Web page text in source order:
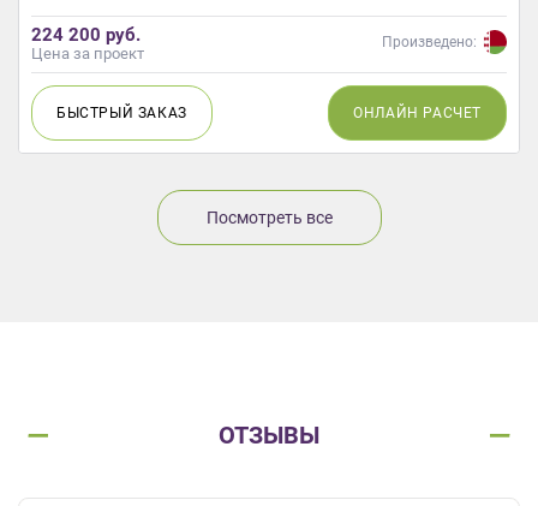
224 200 руб.
Цена за проект
Произведено:
БЫСТРЫЙ ЗАКАЗ ОНЛАЙН РАСЧЕТ
Посмотреть все
ОТЗЫВЫ